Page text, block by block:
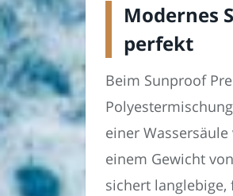
Modernes
perfekt
Beim Sunproof
einer
einem Gewicht
sichert